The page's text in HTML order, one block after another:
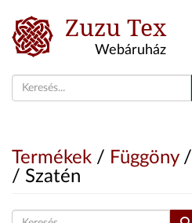
Zuzu Tex
Webáruház
Termékek / Függöny/
/ Szatén
Szűrő